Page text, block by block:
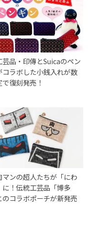
芸品・印傳とSuicaのペン
コラボした小銭入れが数
復刻発売！
マンの超人たちが「にわ
に！伝統工芸品「博多
のコラボポーチが新発売